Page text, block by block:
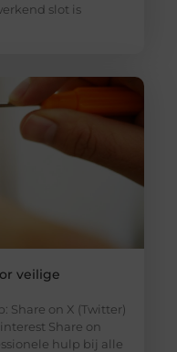
slot is
veilige
Share on X (Twitter)
Share on
hulp bij alle